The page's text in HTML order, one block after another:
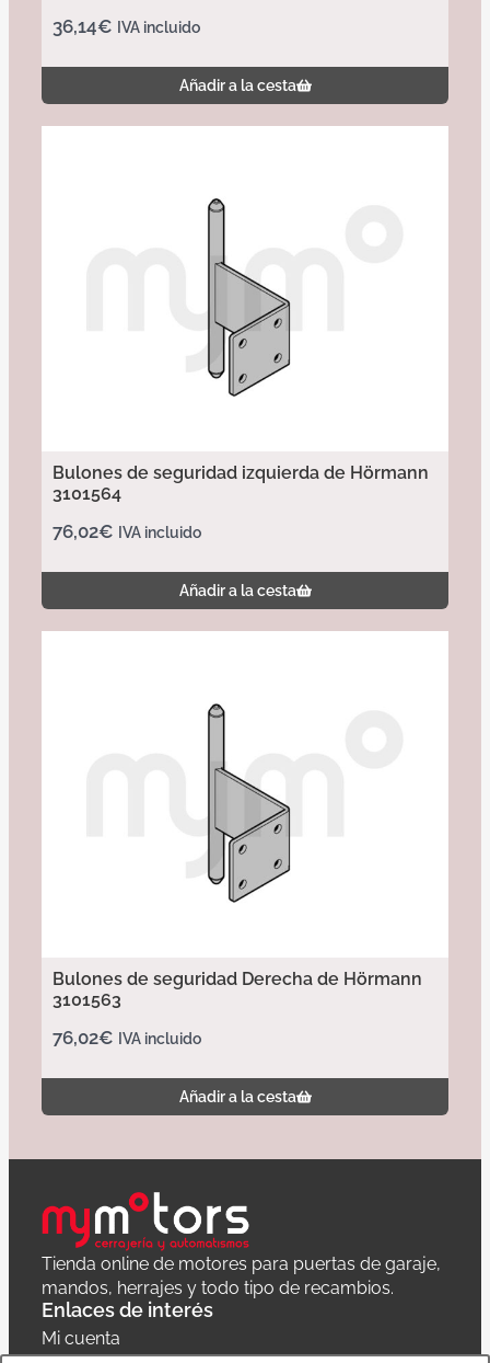
36,14€ IVA incluido
Añadir a la cesta
Bulones de seguridad izquierda de Hörmann
3101564
76,02€ IVA incluido
Añadir a la cesta
Bulones de seguridad Derecha de Hörmann
3101563
76,02€ IVA incluido
Añadir a la cesta
Tienda online de motores para puertas de garaje,
mandos, herrajes y todo tipo de recambios.
Enlaces de interés
Mi cuenta